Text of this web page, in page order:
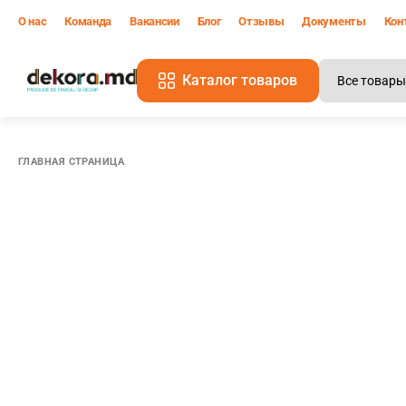
О нас Команда Вакансии Блог Отзывы Документы
Каталог товаров
ГЛАВНАЯ СТРАНИЦА